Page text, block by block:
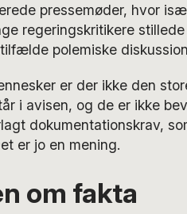
pressemøder, hvor
regeringskritikere
polemiske
er der ikke den
i avisen, og de er ikke
dokumentationskrav,
er jo en mening.
om fakta